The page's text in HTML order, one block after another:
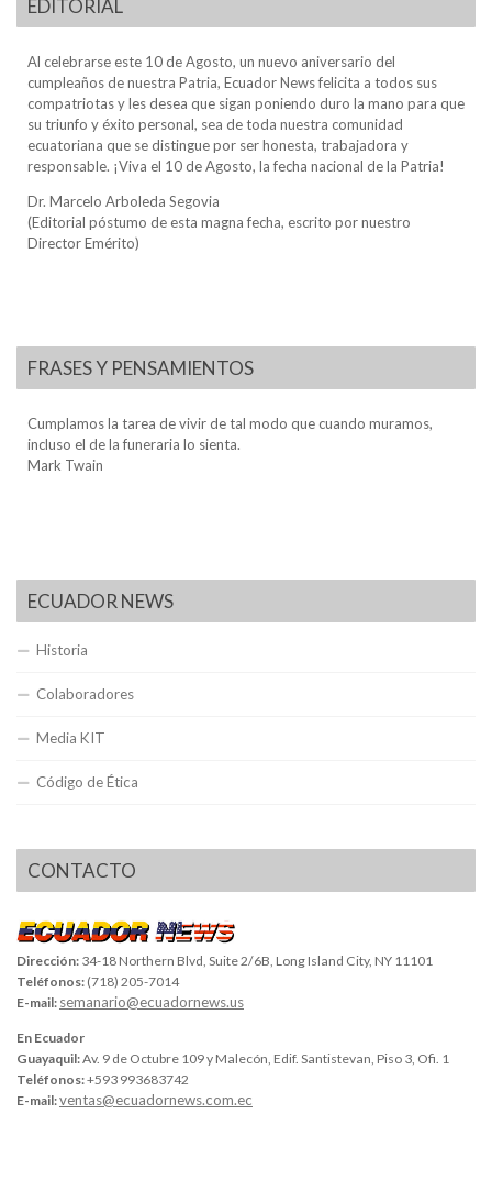
EDITORIAL
Al celebrarse este 10 de Agosto, un nuevo aniversario del
cumpleaños de nuestra Patria, Ecuador News felicita a todos sus
compatriotas y les desea que sigan poniendo duro la mano para que
su triunfo y éxito personal, sea de toda nuestra comunidad
ecuatoriana que se distingue por ser honesta, trabajadora y
responsable. ¡Viva el 10 de Agosto, la fecha nacional de la Patria!
Dr. Marcelo Arboleda Segovia
(Editorial póstumo de esta magna fecha, escrito por nuestro
Director Emérito)
FRASES Y PENSAMIENTOS
Cumplamos la tarea de vivir de tal modo que cuando muramos,
incluso el de la funeraria lo sienta.
Mark Twain
ECUADOR NEWS
Historia
Colaboradores
Media KIT
Código de Ética
CONTACTO
Dirección: 34-18 Northern Blvd, Suite 2/6B, Long Island City, NY 11101
Teléfonos: (718) 205-7014
E-mail: semanario@ecuadornews.us
En Ecuador
Guayaquil:Av. 9 de Octubre 109 y Malecón, Edif. Santistevan, Piso 3, Ofi. 1
Teléfonos:+593 993683742
E-mail:ventas@ecuadornews.com.ec